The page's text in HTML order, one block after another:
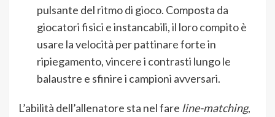
pulsante del ritmo di gioco. Composta da
giocatori fisici e instancabili, il loro compito è
usare la velocità per pattinare forte in
ripiegamento, vincere i contrasti lungo le
balaustre e sfinire i campioni avversari.
L’abilità dell’allenatore sta nel fare line-matching,